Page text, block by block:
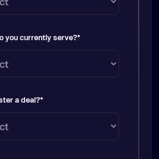
you currently serve?*
a deal?*